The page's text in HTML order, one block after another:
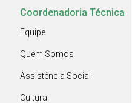
Coordenadoria Técnica
Equipe
Quem Somos
Assistência Social
Cultura